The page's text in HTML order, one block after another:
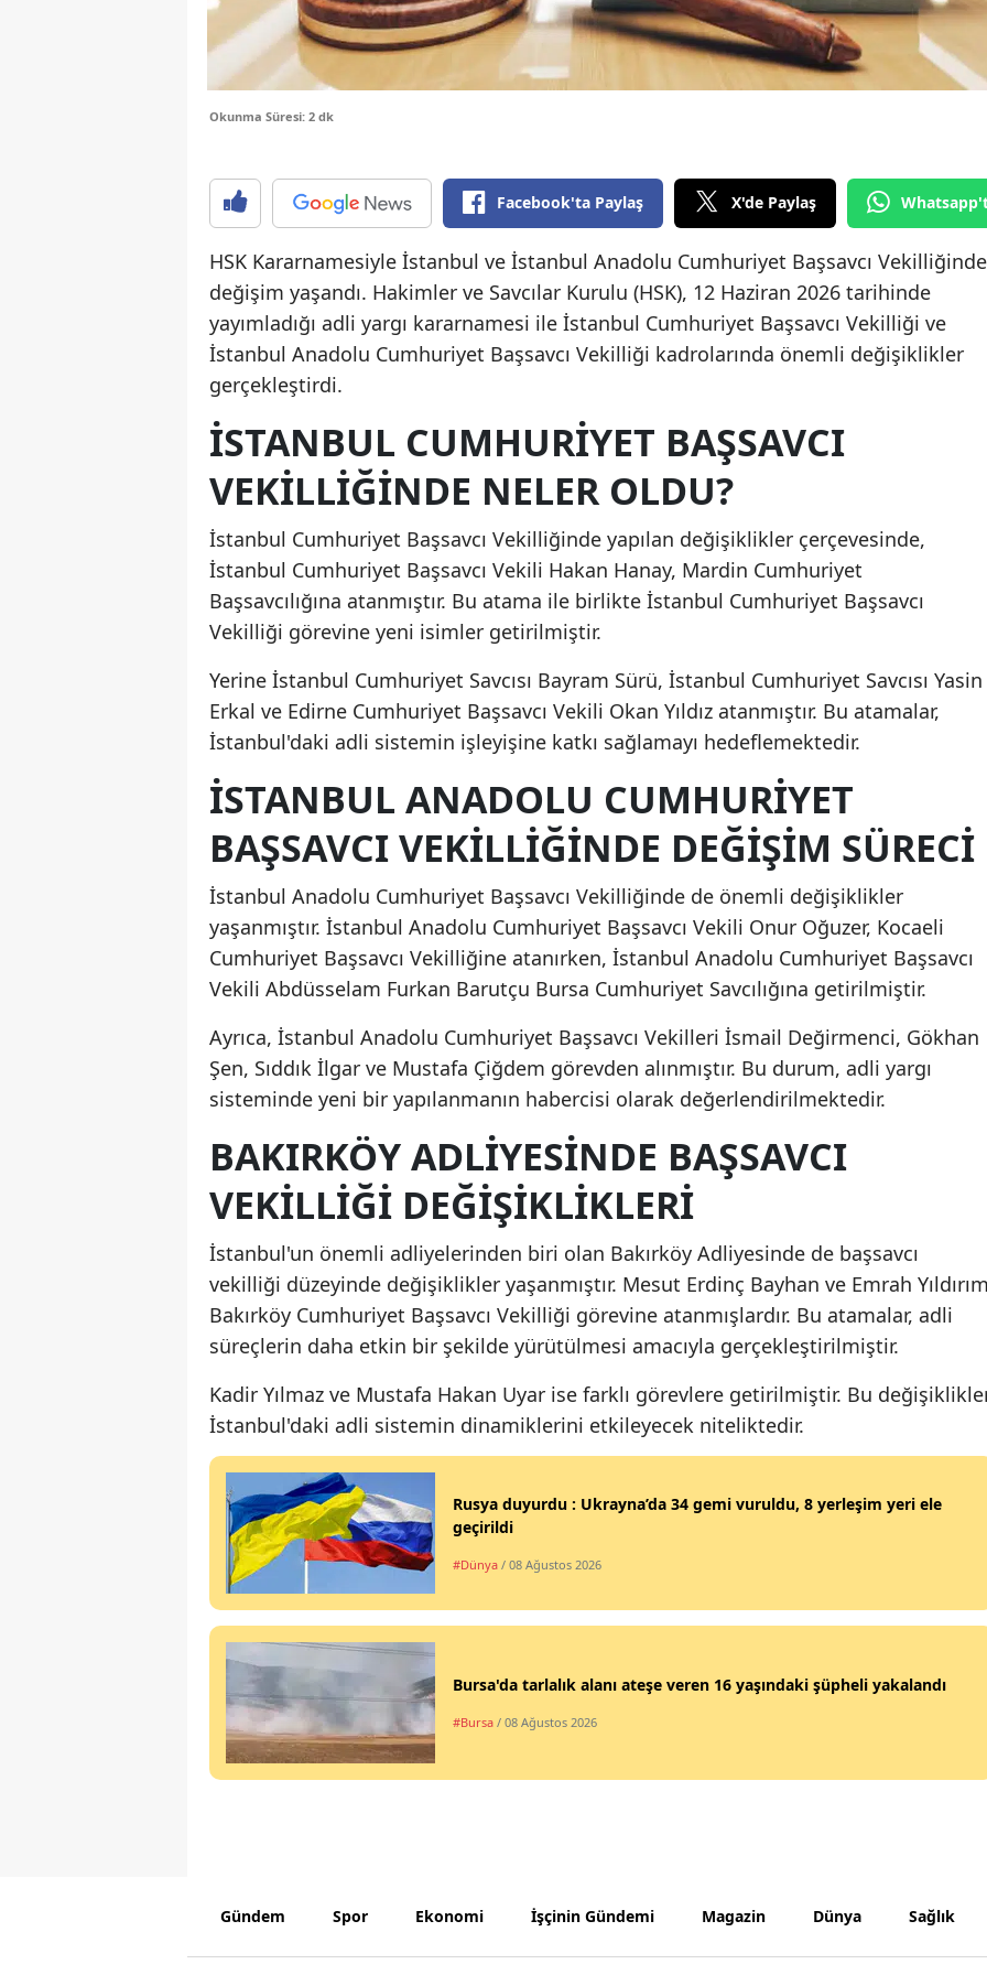
Edirne
Eskişehir
Gaziantep
Giresun
Gümüşhane
Hatay
Isparta
İstanbul
İzmir
Kastamonu
Kayseri
Kırklareli
Kırşehir
Kocaeli
Konya
Kütahya
Manisa
Kahramanmaraş
Mardin
Muğla
Muş
Nevşehir
Niğde
Ordu
Rize
Samsun
Sinop
Tekirdağ
Uşak
Okunma Süresi: 2 dk
Facebook'ta Paylaş X'de Paylaş
HSK Kararnamesiyle İstanbul ve İstanbul Anadolu Cumhuriyet Başsavcı Vekilliğinde
değişim yaşandı. Hakimler ve Savcılar Kurulu (HSK), 12 Haziran 2026 tarihinde
yayımladığı adli yargı kararnamesi ile İstanbul Cumhuriyet Başsavcı Vekilliği ve
İstanbul Anadolu Cumhuriyet Başsavcı Vekilliği kadrolarında önemli değişiklikler
gerçekleştirdi.
İSTANBUL CUMHURIYET BAŞSAVCI
VEKILLIĞINDE NELER OLDU?
İstanbul Cumhuriyet Başsavcı Vekilliğinde yapılan değişiklikler çerçevesinde,
İstanbul Cumhuriyet Başsavcı Vekili Hakan Hanay, Mardin Cumhuriyet
Başsavcılığına atanmıştır. Bu atama ile birlikte İstanbul Cumhuriyet Başsavcı
Vekilliği görevine yeni isimler getirilmiştir.
Yerine İstanbul Cumhuriyet Savcısı Bayram Sürü, İstanbul Cumhuriyet Savcısı Yasin
Erkal ve Edirne Cumhuriyet Başsavcı Vekili Okan Yıldız atanmıştır. Bu atamalar,
İstanbul'daki adli sistemin işleyişine katkı sağlamayı hedeflemektedir.
İSTANBUL ANADOLU CUMHURIYET
BAŞSAVCI VEKILLIĞINDE DEĞIŞIM SÜRECI
İstanbul Anadolu Cumhuriyet Başsavcı Vekilliğinde de önemli değişiklikler
yaşanmıştır. İstanbul Anadolu Cumhuriyet Başsavcı Vekili Onur Oğuzer, Kocaeli
Cumhuriyet Başsavcı Vekilliğine atanırken, İstanbul Anadolu Cumhuriyet Başsavcı
Vekili Abdüsselam Furkan Barutçu Bursa Cumhuriyet Savcılığına getirilmiştir.
Ayrıca, İstanbul Anadolu Cumhuriyet Başsavcı Vekilleri İsmail Değirmenci, Gökhan
Şen, Sıddık İlgar ve Mustafa Çiğdem görevden alınmıştır. Bu durum, adli yargı
sisteminde yeni bir yapılanmanın habercisi olarak değerlendirilmektedir.
BAKIRKÖY ADLIYESINDE BAŞSAVCI
VEKILLIĞI DEĞIŞIKLIKLERI
İstanbul'un önemli adliyelerinden biri olan Bakırköy Adliyesinde de başsavcı
vekilliği düzeyinde değişiklikler yaşanmıştır. Mesut Erdinç Bayhan ve Emrah
Bakırköy Cumhuriyet Başsavcı Vekilliği görevine atanmışlardır. Bu atamalar, adli
süreçlerin daha etkin bir şekilde yürütülmesi amacıyla gerçekleştirilmiştir.
Kadir Yılmaz ve Mustafa Hakan Uyar ise farklı görevlere getirilmiştir. Bu
İstanbul'daki adli sistemin dinamiklerini etkileyecek niteliktedir.
Rusya duyurdu : Ukrayna’da 34 gemi vuruldu, 8 yerleşim yeri ele
geçirildi
#Dünya / 08 Ağustos 2026
Bursa'da tarlalık alanı ateşe veren 16 yaşındaki şüpheli yakalandı
#Bursa / 08 Ağustos 2026
Gündem Spor Ekonomi İşçinin Gündemi Magazin Dünya Sağlık